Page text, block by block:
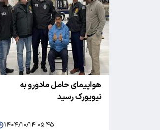
هواپیمای حامل مادورو به
نیویورک رسید
۱۴۰۴/۱۰/۱۴ ۰۵:۴۵